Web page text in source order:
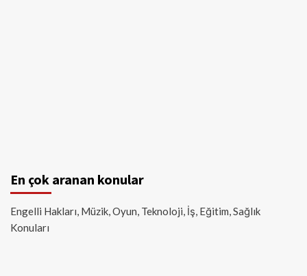
En çok aranan konular
Engelli Hakları, Müzik, Oyun, Teknoloji, İş, Eğitim, Sağlık
Konuları